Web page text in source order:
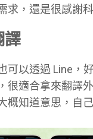
求，還是很感謝
譯
可以透過 Line，
很適合拿來翻譯
概知道意思，自